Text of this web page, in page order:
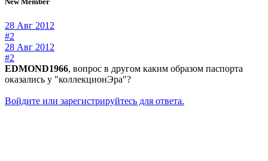
28 Авг 2012
#2
28 Авг 2012
#2
EDMOND1966, вопрос в другом каким образом паспорта
оказались у "коллекционЭра"?
Войдите или зарегистрируйтесь для ответа.